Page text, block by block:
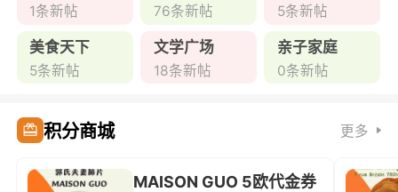
1条新帖 76条新帖 5条新帖
美食天下
5条新帖
文学广场
18条新帖
亲子家庭
0条新帖
积分商城 更多
MAISON GUO 5欧代金券